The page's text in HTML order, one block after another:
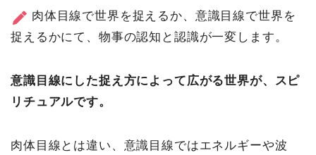
肉体目線で世界を捉えるか、意識目線で世界を
捉えるかにて、物事の認知と認識が一変します。
意識目線にした捉え方によって広がる世界が、スピ
リチュアルです。
肉体目線とは違い、意識目線ではエネルギーや波